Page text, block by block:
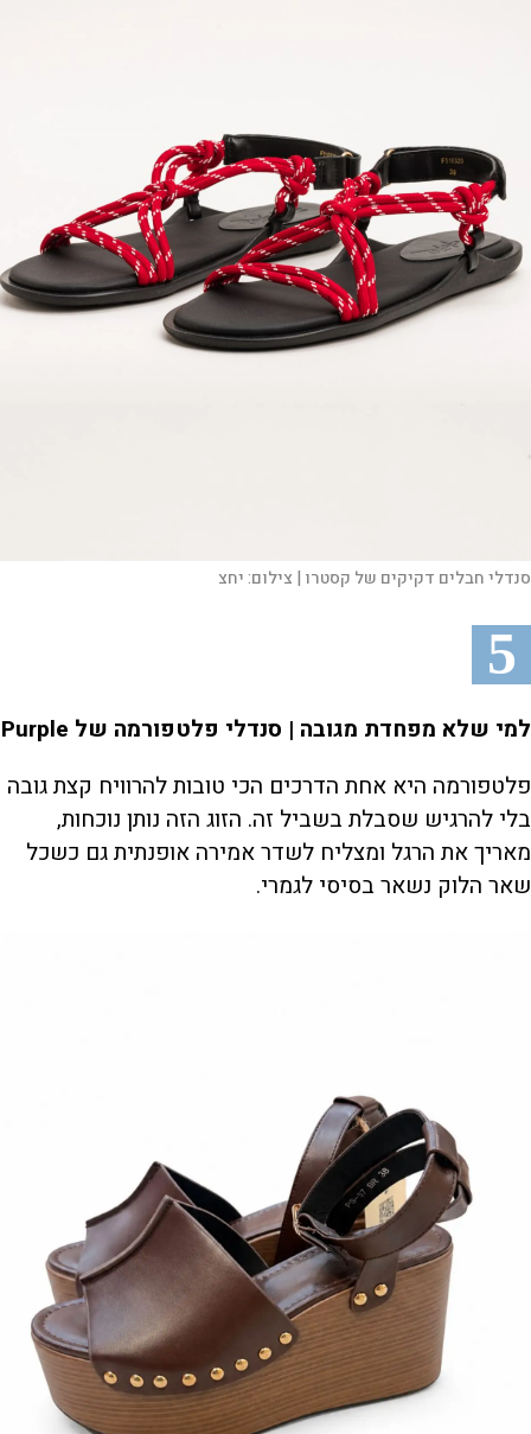
סנדלי חבלים דקיקים של קסטרו | צילום:יחצ
5
למי שלא מפחדת מגובה | סנדלי פלטפורמה של Purple
פלטפורמה היא אחת הדרכים הכי טובות להרוויח קצת גובה
בלי להרגיש שסבלת בשביל זה. הזוג הזה נותן נוכחות,
מאריך את הרגל ומצליח לשדר אמירה אופנתית גם כשכל
שאר הלוק נשאר בסיסי לגמרי.